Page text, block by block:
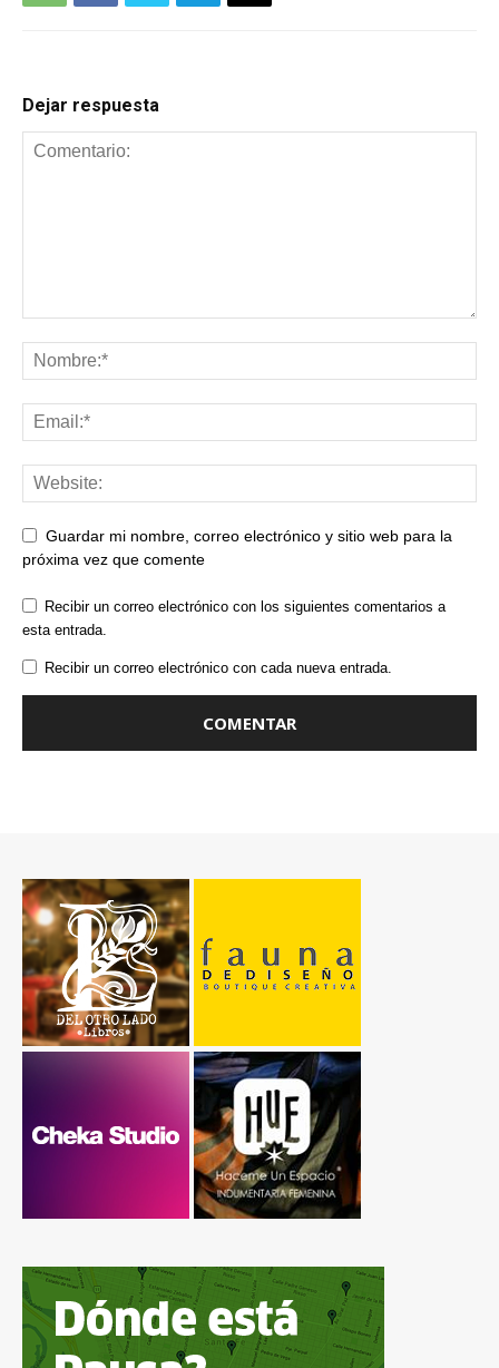
Dejar respuesta
Guardar mi nombre, correo electrónico y sitio web para la
próxima vez que comente
Recibir un correo electrónico con los siguientes comentarios a
esta entrada.
Recibir un correo electrónico con cada nueva entrada.